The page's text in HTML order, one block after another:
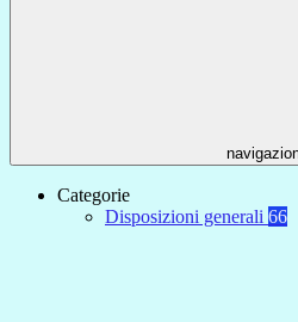
Categorie
Disposizioni generali 66